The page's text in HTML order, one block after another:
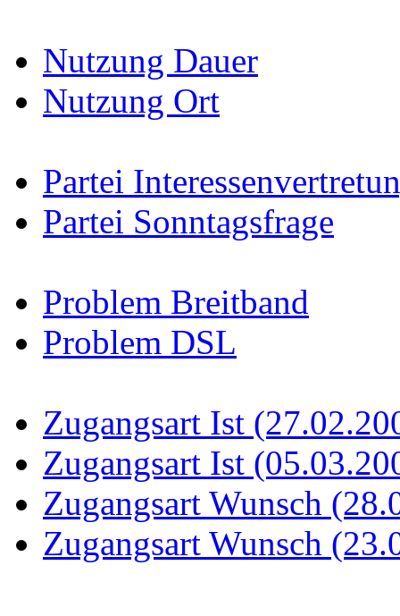
Nutzung Dauer
Nutzung Ort
Partei
Partei Sonntagsfrage
Problem Breitband
Problem DSL
Zugangsart Ist
Zugangsart Ist
Zugangsart Wunsch
Zugangsart Wunsch